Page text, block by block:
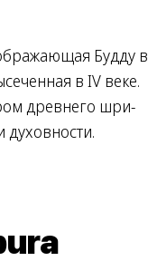
Будду в
в IV веке.
древнего шри-
духовности.